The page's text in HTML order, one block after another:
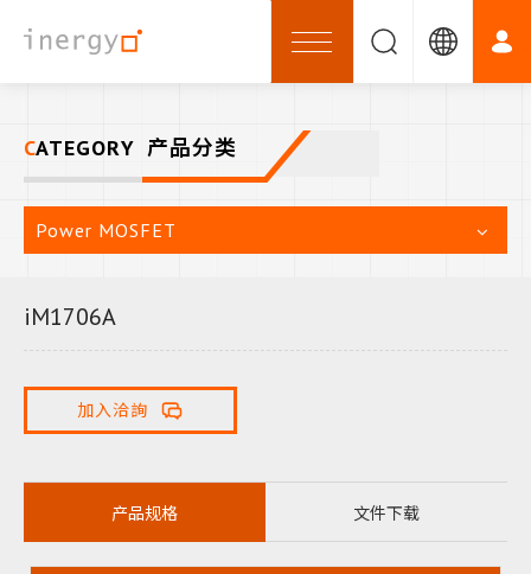
CATEGORY 产品分类
Power MOSFET
iM1706A
加入洽詢
产品规格 文件下载